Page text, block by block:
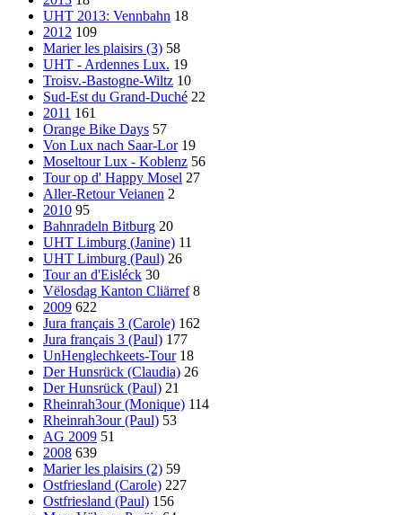
UHT 2013: Vennbahn 18
2012 109
Marier les plaisirs (3) 58
UHT - Ardennes Lux. 19
Troisv.-Bastogne-Wiltz 10
Sud-Est du Grand-Duché 22
2011 161
Orange Bike Days 57
Von Lux nach Saar-Lor 19
Moseltour Lux - Koblenz 56
Tour op d' Happy Mosel 27
Aller-Retour Veianen 2
2010 95
Bahnradeln Bitburg 20
UHT Limburg (Janine) 11
UHT Limburg (Paul) 26
Tour an d'Eisléck 30
Vëlosdag Kanton Cliärref 8
2009 622
Jura français 3 (Carole) 162
Jura français 3 (Paul) 177
UnHenglechkeets-Tour 18
Der Hunsrück (Claudia) 26
Der Hunsrück (Paul) 21
Rheinrah3our (Monique) 114
Rheinrah3our (Paul) 53
AG 2009 51
2008 639
Marier les plaisirs (2) 59
Ostfriesland (Carole) 227
Ostfriesland (Paul) 156